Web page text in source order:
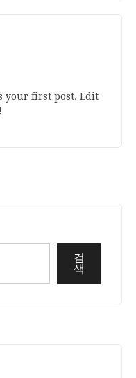
your first post. Edit
검
색